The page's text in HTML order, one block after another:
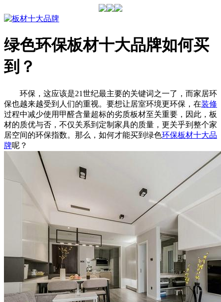
绿色环保板材十大品牌如何买
到？
环保，这应该是21世纪最主要的关键词之一了，而家居环
保也越来越受到人们的重视。要想让居室环境更环保，在装修
过程中减少使用甲醛含量超标的劣质板材至关重要，因此，板
材的质优与否，不仅关系到定制家具的质量，更关乎到整个家
居空间的环保指数。那么，如何才能买到绿色环保板材十大品
牌呢？